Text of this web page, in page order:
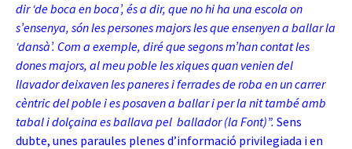
dir ‘de boca en boca’, és a dir, que no hi ha una escola on
s’ensenya, són les persones majors les que ensenyen a ballar la
‘dansà’. Com a exemple, diré que segons m’han contat les
dones majors, al meu poble les xiques quan venien del
llavador deixaven les paneres i ferrades de roba en un carrer
cèntric del poble i es posaven a ballar i per la nit també amb
tabal i dolçaina es ballava pel ballador (la Font)”. Sens
dubte, unes paraules plenes d’informació privilegiada i en